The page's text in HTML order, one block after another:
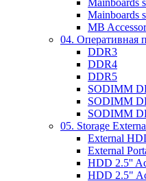
Mainboards
Mainboards
MB
04. Оперативная
DDR3
DDR4
DDR5
SODIMM
SODIMM
SODIMM
05. Storage
External
External
HDD 2.5''
HDD 2.5"